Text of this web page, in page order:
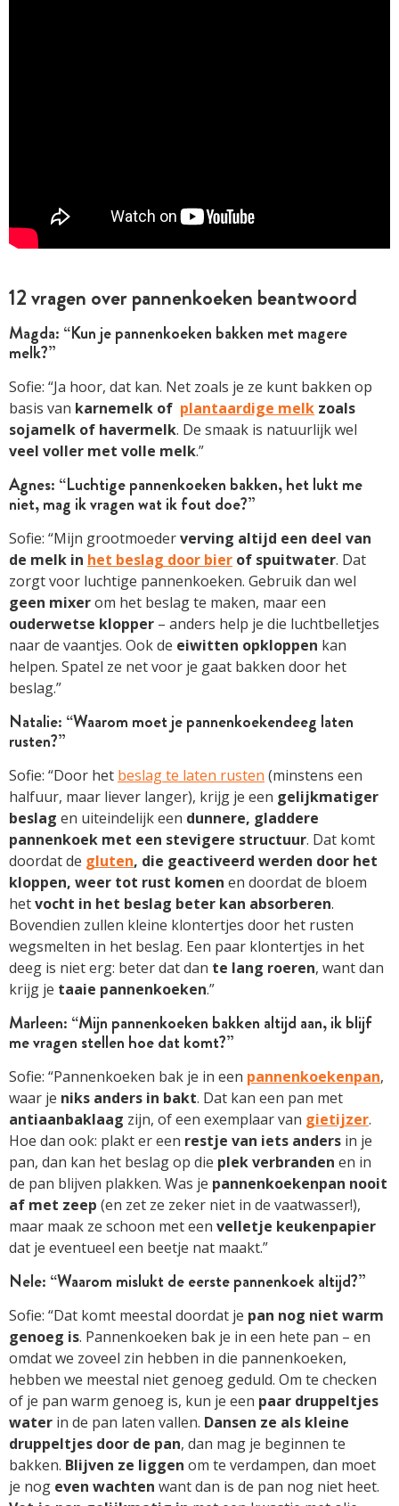
12 vragen over pannenkoeken beantwoord
Magda: “Kun je pannenkoeken bakken met magere
melk?”
Sofie: “Ja hoor, dat kan. Net zoals je ze kunt bakken op
basis van karnemelk of plantaardige melk zoals
sojamelk of havermelk. De smaak is natuurlijk wel
veel voller met volle melk.”
Agnes: “Luchtige pannenkoeken bakken, het lukt me
niet, mag ik vragen wat ik fout doe?”
Sofie: “Mijn grootmoederverving altijd een deel van
de melk in het beslag door bier of spuitwater. Dat
zorgt voor luchtige pannenkoeken. Gebruik dan wel
geen mixerom het beslag te maken, maar een
ouderwetse klopper – anders help je die luchtbelletjes
naar de vaantjes. Ook de eiwitten opkloppen kan
helpen. Spatel ze net voor je gaat bakken door het
beslag.”
Natalie: “Waarom moet je pannenkoekendeeg laten
rusten?”
Sofie: “Door het beslag te laten rusten (minstens een
halfuur, maar liever langer), krijg je een gelijkmatiger
beslag en uiteindelijk een dunnere, gladdere
pannenkoek met een stevigere structuur. Dat komt
doordat de gluten, die geactiveerd werden door het
kloppen, weer tot rust komen en doordat de bloem
hetvocht in het beslag beter kan absorberen.
Bovendien zullen kleine klontertjes door het rusten
wegsmelten in het beslag. Een paar klontertjes in het
deeg is niet erg: beter dat dan te lang roeren, want dan
krijg je taaie pannenkoeken.”
Marleen: “Mijn pannenkoeken bakken altijd aan, ik blijf
me vragen stellen hoe dat komt?”
Sofie: “Pannenkoeken bak je in een pannenkoekenpan,
waar je niks anders in bakt. Dat kan een pan met
antiaanbaklaag zijn, of een exemplaar van gietijzer.
Hoe dan ook: plakt er een restje van iets anders in je
pan, dan kan het beslag op die plek verbranden en in
de pan blijven plakken. Was je pannenkoekenpan nooit
af met zeep (en zet ze zeker niet in de vaatwasser!),
maar maak ze schoon met een velletje keukenpapier
dat je eventueel een beetje nat maakt.”
Nele: “Waarom mislukt de eerste pannenkoek altijd?”
Sofie: “Dat komt meestal doordat je pan nog niet warm
genoeg is. Pannenkoeken bak je in een hete pan – en
omdat we zoveel zin hebben in die pannenkoeken,
hebben we meestal niet genoeg geduld. Om te checken
of je pan warm genoeg is, kun je een paar druppeltjes
water in de pan laten vallen. Dansen ze als kleine
druppeltjes door de pan, dan mag je beginnen te
bakken. Blijven ze liggen om te verdampen, dan moet
je nog even wachten want dan is de pan nog niet heet.